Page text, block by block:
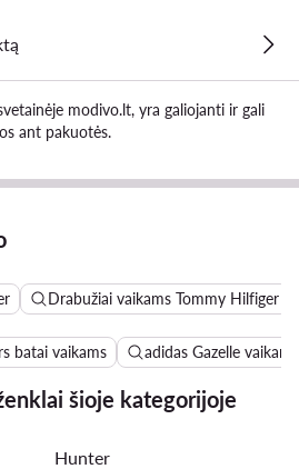
modivo.lt, yra galiojanti ir gali
ant pakuotės.
Drabužiai vaikams Tommy Hilfiger
batai vaikams adidas Gazelle vaikams
šioje kategorijoje
Hunter